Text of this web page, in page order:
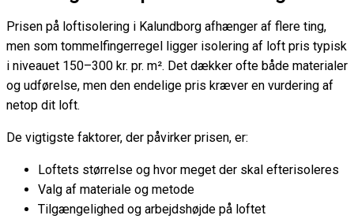
Prisen på loftisolering i Kalundborg afhænger af flere ting,
men som tommelfingerregel ligger isolering af loft pris typisk
i niveauet 150–300 kr. pr. m². Det dækker ofte både materialer
og udførelse, men den endelige pris kræver en vurdering af
netop dit loft.
De vigtigste faktorer, der påvirker prisen, er:
Loftets størrelse og hvor meget der skal efterisoleres
Valg af materiale og metode
Tilgængelighed og arbejdshøjde på loftet